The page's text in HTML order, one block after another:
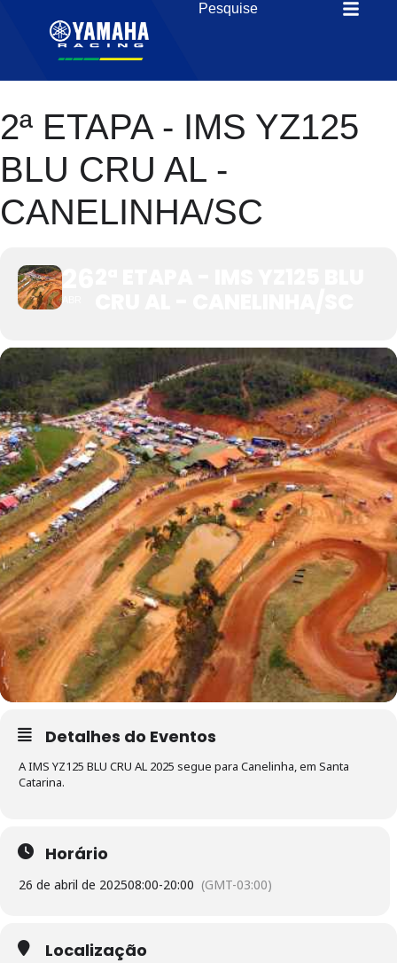
2ª ETAPA - IMS YZ125
BLU CRU AL -
CANELINHA/SC
Detalhes do Eventos
A IMS YZ125 BLU CRU AL 2025 segue para Canelinha, em Santa
Catarina.
Horário
26 de abril de 202508:00-20:00 (GMT-03:00)
Localização